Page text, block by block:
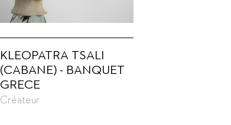
KLEOPATRA TSALI
(CABANE) - BANQUET
GRECE
Créateur